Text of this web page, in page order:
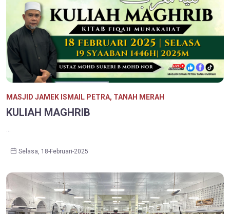
MASJID JAMEK ISMAIL PETRA, TANAH MERAH
KULIAH MAGHRIB
Selasa, 18-Februari-2025